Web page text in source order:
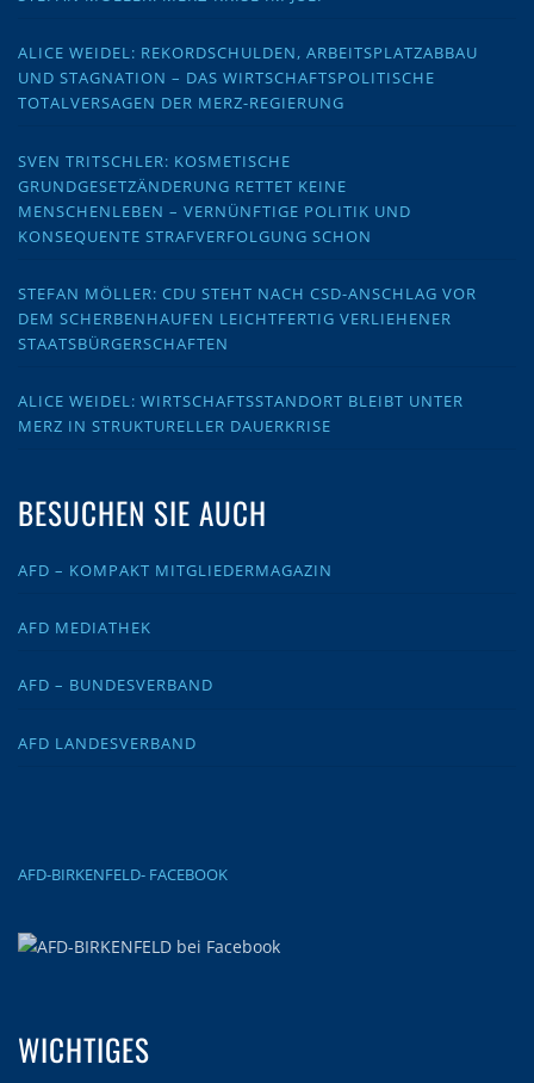
ALICE WEIDEL: REKORDSCHULDEN, ARBEITSPLATZABBAU
UND STAGNATION – DAS WIRTSCHAFTSPOLITISCHE
TOTALVERSAGEN DER MERZ-REGIERUNG
SVEN TRITSCHLER: KOSMETISCHE
GRUNDGESETZÄNDERUNG RETTET KEINE
MENSCHENLEBEN – VERNÜNFTIGE POLITIK UND
KONSEQUENTE STRAFVERFOLGUNG SCHON
STEFAN MÖLLER: CDU STEHT NACH CSD-ANSCHLAG VOR
DEM SCHERBENHAUFEN LEICHTFERTIG VERLIEHENER
STAATSBÜRGERSCHAFTEN
ALICE WEIDEL: WIRTSCHAFTSSTANDORT BLEIBT UNTER
MERZ IN STRUKTURELLER DAUERKRISE
BESUCHEN SIE AUCH
AFD – KOMPAKT MITGLIEDERMAGAZIN
AFD MEDIATHEK
AFD – BUNDESVERBAND
AFD LANDESVERBAND
AFD-BIRKENFELD- FACEBOOK
WICHTIGES